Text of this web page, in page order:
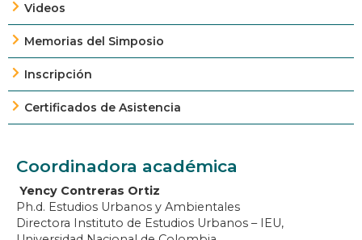
Videos
Memorias del Simposio
Inscripción
Certificados de Asistencia
Coordinadora académica
Yency Contreras Ortiz
Ph.d. Estudios Urbanos y Ambientales
Directora Instituto de Estudios Urbanos – IEU,